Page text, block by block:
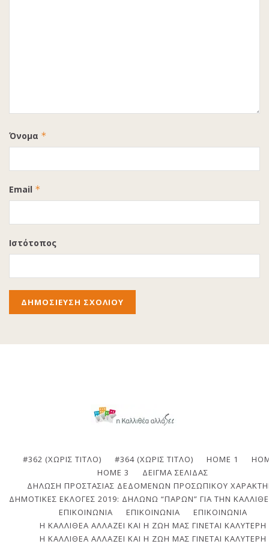
Όνομα *
Email *
Ιστότοπος
#362 (ΧΩΡΊΣ ΤΊΤΛΟ) #364 (ΧΩΡΊΣ ΤΊΤΛΟ) HOME 1
HOME 3
ΔΕΊΓΜΑ ΣΕΛΊΔΑΣ
ΔΉΛΩΣΗ ΠΡΟΣΤΑΣΊΑΣ ΔΕΔΟΜΈΝΩΝ ΠΡΟΣΩΠΙΚΟΎ
ΔΗΜΟΤΙΚΈΣ ΕΚΛΟΓΈΣ 2019: ΔΗΛΏΝΩ “ΠΑΡΏΝ” ΓΙΑ ΤΗΝ
ΕΠΙΚΟΙΝΩΝΙΑ
ΕΠΙΚΟΙΝΩΝΊΑ
ΕΠΙΚΟΙΝΩΝΊΑ
Η ΚΑΛΛΙΘΈΑ ΑΛΛΆΖΕΙ ΚΑΙ Η ΖΩΉ ΜΑΣ ΓΊΝΕΤΑΙ ΚΑΛΎΤΕΡΗ
Η ΚΑΛΛΙΘΈΑ ΑΛΛΆΖΕΙ ΚΑΙ Η ΖΩΉ ΜΑΣ ΓΊΝΕΤΑΙ ΚΑΛΎΤΕΡΗ